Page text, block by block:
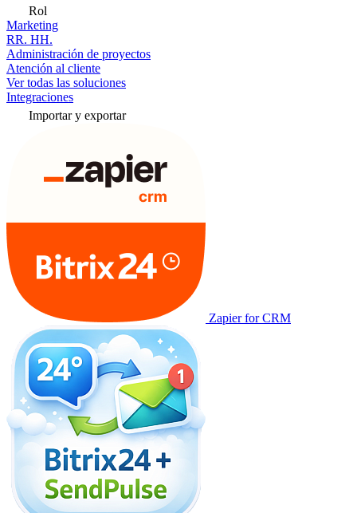
Rol
Marketing
RR. HH.
Administración de proyectos
Atención al cliente
Ver todas las soluciones
Integraciones
Importar y exportar
Zapier for CRM